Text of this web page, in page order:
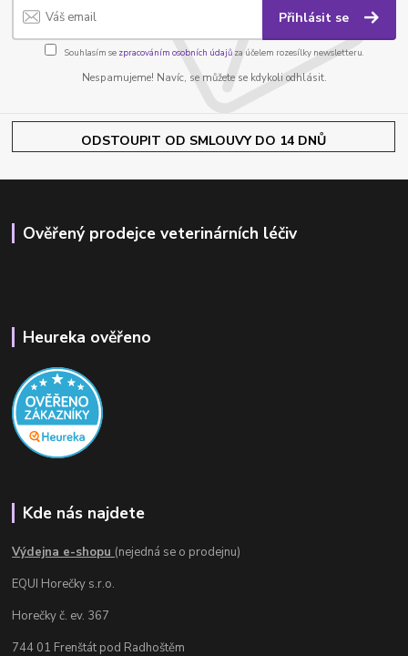
Přihlásit se
Souhlasím se zpracováním osobních údajůza účelem rozesílky newsletteru.
Nespamujeme! Navíc, se můžete se kdykoli odhlásit.
ODSTOUPIT OD SMLOUVY DO 14 DNŮ
Ověřený prodejce veterinárních léčiv
Heureka ověřeno
Kde nás najdete
Výdejna e-shopu (nejedná se o prodejnu)
EQUI Horečky s.r.o.
Horečky č. ev. 367
744 01 Frenštát pod Radhoštěm